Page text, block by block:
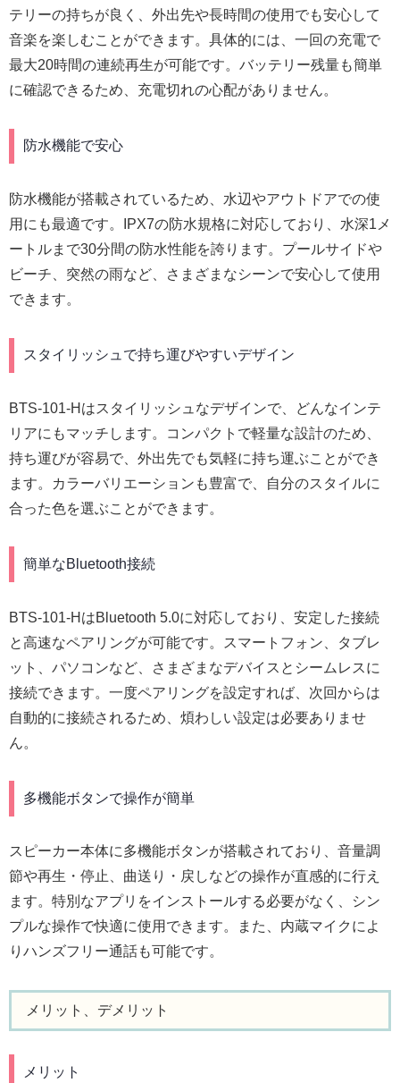
テリーの持ちが良く、外出先や長時間の使用でも安心して
音楽を楽しむことができます。具体的には、一回の充電で
最大20時間の連続再生が可能です。バッテリー残量も簡単
に確認できるため、充電切れの心配がありません。
防水機能で安心
防水機能が搭載されているため、水辺やアウトドアでの使
用にも最適です。IPX7の防水規格に対応しており、水深1メ
ートルまで30分間の防水性能を誇ります。プールサイドや
ビーチ、突然の雨など、さまざまなシーンで安心して使用
できます。
スタイリッシュで持ち運びやすいデザイン
BTS-101-Hはスタイリッシュなデザインで、どんなインテ
リアにもマッチします。コンパクトで軽量な設計のため、
持ち運びが容易で、外出先でも気軽に持ち運ぶことができ
ます。カラーバリエーションも豊富で、自分のスタイルに
合った色を選ぶことができます。
簡単なBluetooth接続
BTS-101-HはBluetooth 5.0に対応しており、安定した接続
と高速なペアリングが可能です。スマートフォン、タブレ
ット、パソコンなど、さまざまなデバイスとシームレスに
接続できます。一度ペアリングを設定すれば、次回からは
自動的に接続されるため、煩わしい設定は必要ありませ
ん。
多機能ボタンで操作が簡単
スピーカー本体に多機能ボタンが搭載されており、音量調
節や再生・停止、曲送り・戻しなどの操作が直感的に行え
ます。特別なアプリをインストールする必要がなく、シン
プルな操作で快適に使用できます。また、内蔵マイクによ
りハンズフリー通話も可能です。
メリット、デメリット
メリット